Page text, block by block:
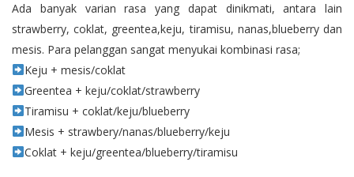
Ada banyak varian rasa yang dapat dinikmati, antara lain
strawberry, coklat, greentea,keju, tiramisu, nanas,blueberry dan
mesis. Para pelanggan sangat menyukai kombinasi rasa;
Keju + mesis/coklat
Greentea + keju/coklat/strawberry
Tiramisu + coklat/keju/blueberry
Mesis + strawbery/nanas/blueberry/keju
Coklat + keju/greentea/blueberry/tiramisu